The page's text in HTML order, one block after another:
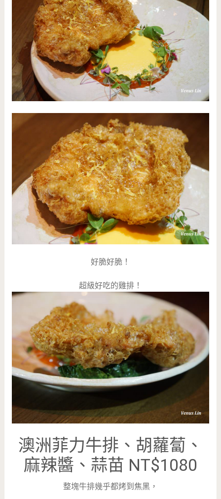
好脆好脆！
超級好吃的雞排！
澳洲菲力牛排、胡蘿蔔、
麻辣醬、蒜苗 NT$1080
整塊牛排幾乎都烤到焦黑，